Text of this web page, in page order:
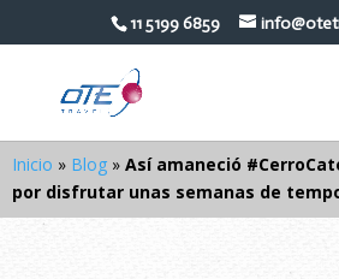
11 5199 6859
Inicio » Blog » Así amaneció
por disfrutar unas semanas de